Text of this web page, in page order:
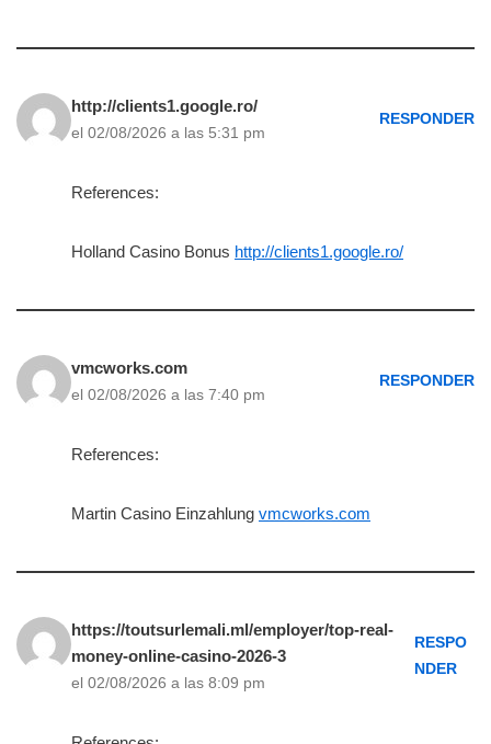
http://clients1.google.ro/
el 02/08/2026 a las 5:31 pm
RESPONDER
References:
Holland Casino Bonus http://clients1.google.ro/
vmcworks.com
el 02/08/2026 a las 7:40 pm
RESPONDER
References:
Martin Casino Einzahlung vmcworks.com
https://toutsurlemali.ml/employer/top-real-
money-online-casino-2026-3
el 02/08/2026 a las 8:09 pm
RESPO
NDER